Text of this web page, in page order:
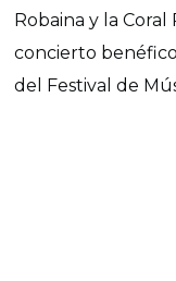
Robaina y la
concierto
del Festival de